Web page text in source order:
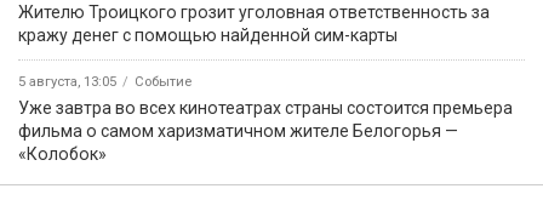
ПРИЁМНАЯ ПРЕЗИДЕНТА РОССИЙСКОЙ
ФЕДЕРАЦИИ В РЕСПУБЛИКЕ КАЛМЫКИЯ